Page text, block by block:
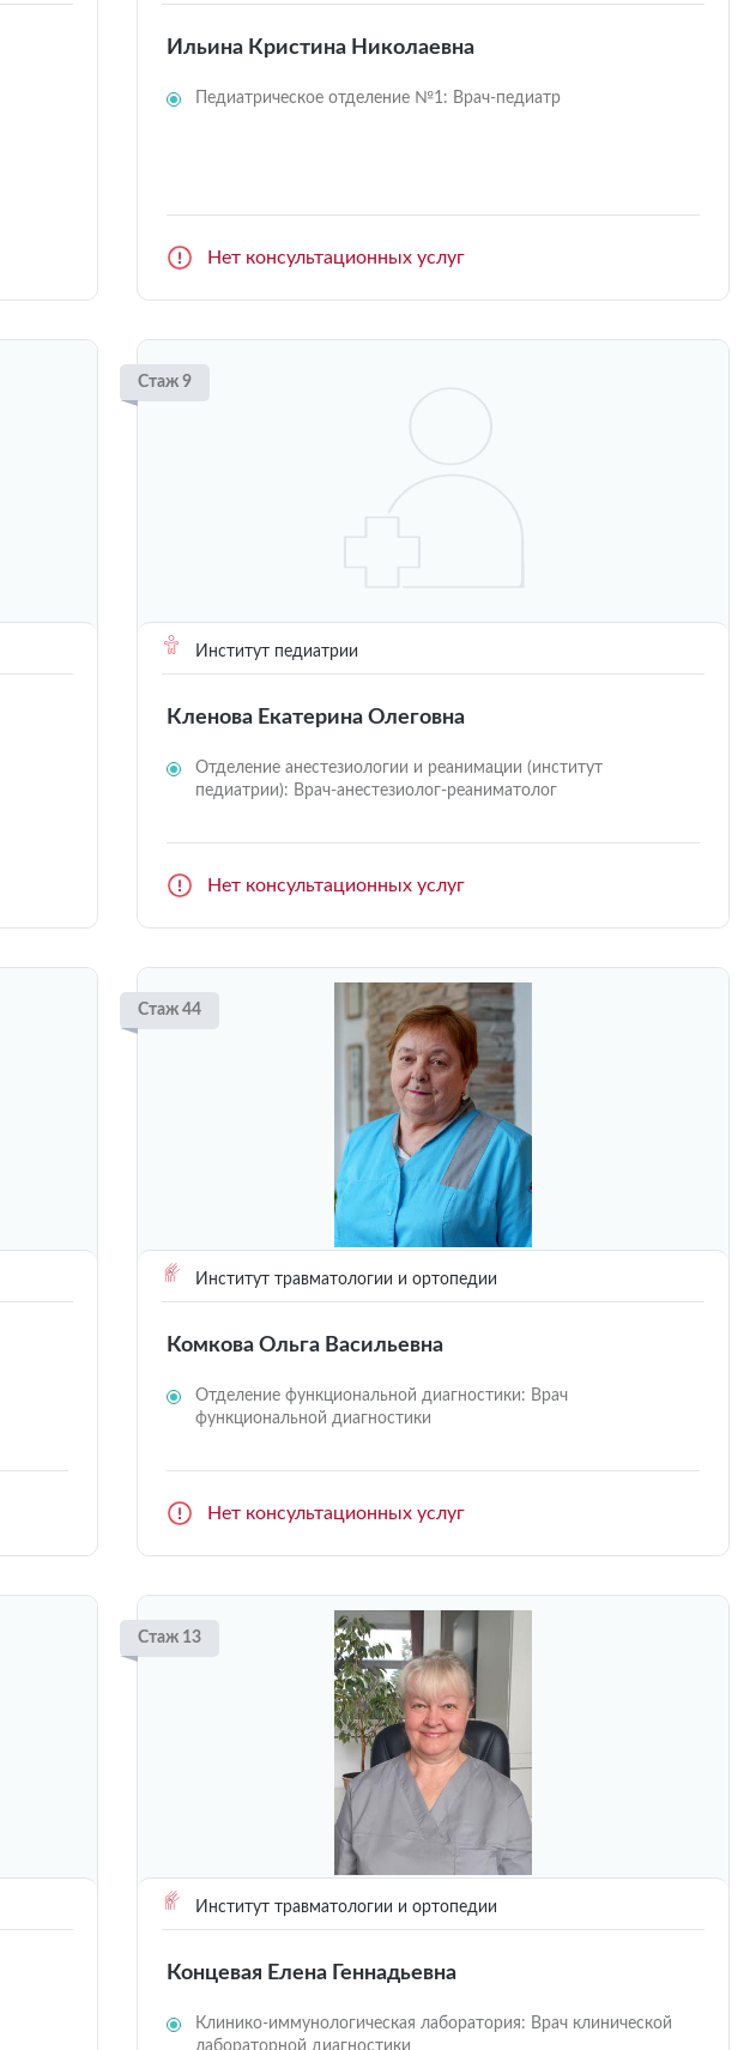
Ильина Кристина Николаевна
Педиатрическое отделение №1: Врач-педиатр
Нет консультационных услуг
Стаж 9
Институт педиатрии
Кленова Екатерина Олеговна
Отделение анестезиологии и реанимации (институт
педиатрии): Врач-анестезиолог-реаниматолог
Нет консультационных услуг
Стаж 44
Институт травматологии и ортопедии
Комкова Ольга Васильевна
Отделение функциональной диагностики: Врач
функциональной диагностики
Нет консультационных услуг
Стаж 13
Институт травматологии и ортопедии
Концевая Елена Геннадьевна
Клинико-иммунологическая лаборатория: Врач клинической
лабораторной диагностики